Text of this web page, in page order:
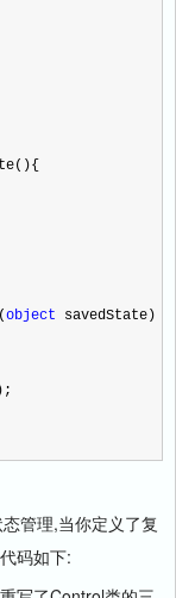
object savedState)
管理,当你定义了复
码如下: